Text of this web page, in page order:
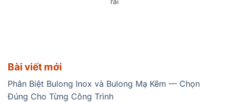
Bài viết mới
Phân Biệt Bulong Inox và Bulong Mạ Kẽm — Chọn
Đúng Cho Từng Công Trình
rãi